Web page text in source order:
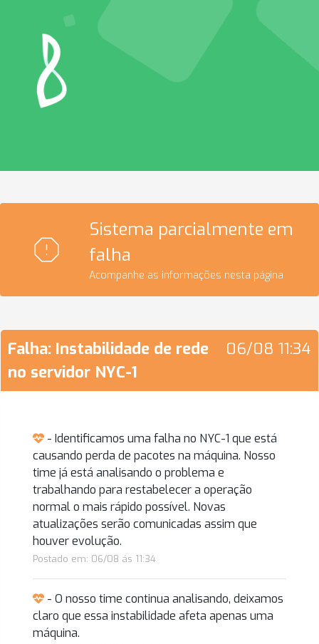
Sistema parcialmente em
falha
Acompanhe as informações nesta página
06/08 11:34
Falha: Instabilidade de rede
no servidor NYC-1
- Identificamos uma falha no NYC-1 que está
causando perda de pacotes na máquina. Nosso
time já está analisando o problema e
trabalhando para restabelecer a operação
normal o mais rápido possível. Novas
atualizações serão comunicadas assim que
houver evolução.
Postado em: 06/08 ás 11:34
- O nosso time continua analisando, deixamos
claro que essa instabilidade afeta apenas uma
máquina.